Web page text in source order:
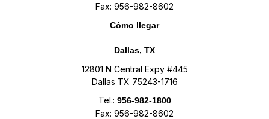
Fax: 956-982-8602
Cómo llegar
Dallas, TX
12801 N Central Expy #445
Dallas TX 75243-1716
Tel.: 956-982-1800
Fax: 956-982-8602